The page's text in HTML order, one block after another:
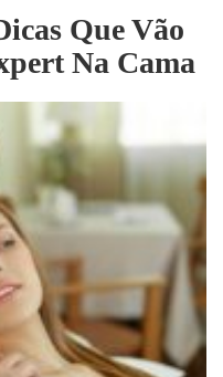
Que Vão
Na Cama